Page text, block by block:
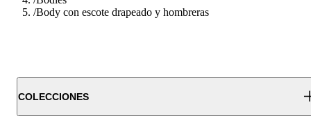
/Body con escote drapeado y hombreras
COLECCIONES